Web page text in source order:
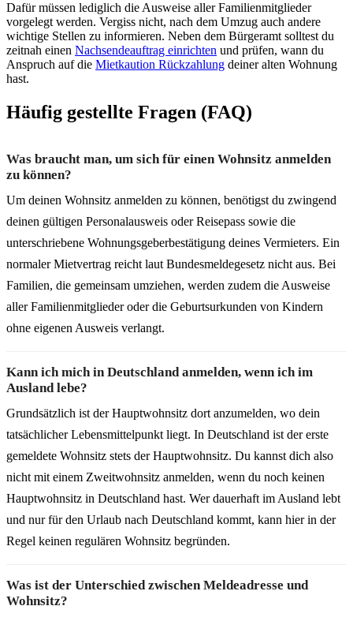
Dafür müssen lediglich die Ausweise aller Familienmitglieder
vorgelegt werden. Vergiss nicht, nach dem Umzug auch andere
wichtige Stellen zu informieren. Neben dem Bürgeramt solltest du
zeitnah einen Nachsendeauftrag einrichten und prüfen, wann du
Anspruch auf die Mietkaution Rückzahlung deiner alten Wohnung
hast.
Häufig gestellte Fragen (FAQ)
Was braucht man, um sich für einen Wohnsitz anmelden
zu können?
Um deinen Wohnsitz anmelden zu können, benötigst du zwingend
deinen gültigen Personalausweis oder Reisepass sowie die
unterschriebene Wohnungsgeberbestätigung deines Vermieters. Ein
normaler Mietvertrag reicht laut Bundesmeldegesetz nicht aus. Bei
Familien, die gemeinsam umziehen, werden zudem die Ausweise
aller Familienmitglieder oder die Geburtsurkunden von Kindern
ohne eigenen Ausweis verlangt.
Kann ich mich in Deutschland anmelden, wenn ich im
Ausland lebe?
Grundsätzlich ist der Hauptwohnsitz dort anzumelden, wo dein
tatsächlicher Lebensmittelpunkt liegt. In Deutschland ist der erste
gemeldete Wohnsitz stets der Hauptwohnsitz. Du kannst dich also
nicht mit einem Zweitwohnsitz anmelden, wenn du noch keinen
Hauptwohnsitz in Deutschland hast. Wer dauerhaft im Ausland lebt
und nur für den Urlaub nach Deutschland kommt, kann hier in der
Regel keinen regulären Wohnsitz begründen.
Was ist der Unterschied zwischen Meldeadresse und
Wohnsitz?